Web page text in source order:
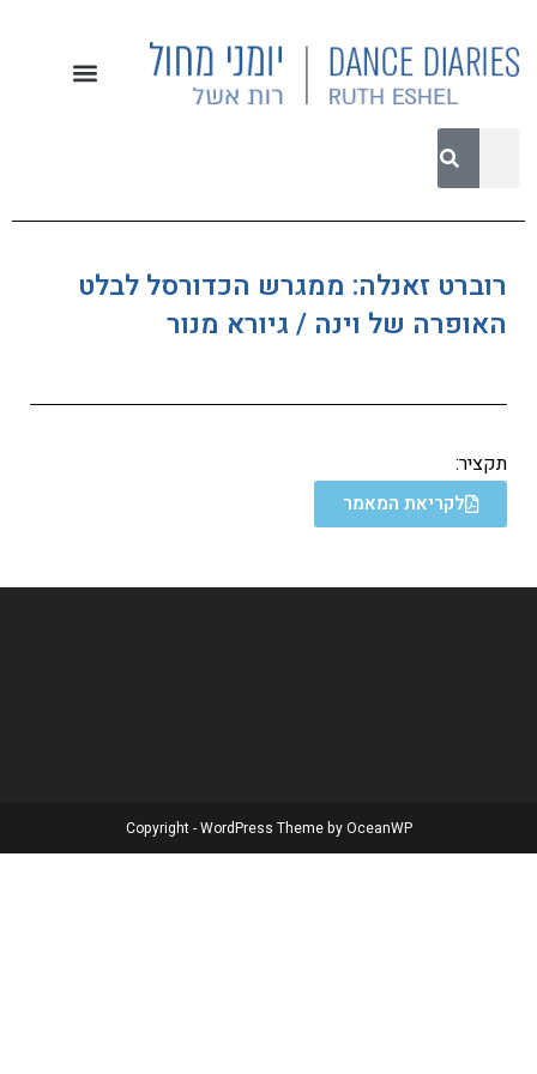
רוברט זאנלה: ממגרש הכדורסל לבלט
האופרה של וינה / גיורא מנור
תקציר:
לקריאת המאמר
Copyright - WordPress Theme by OceanWP